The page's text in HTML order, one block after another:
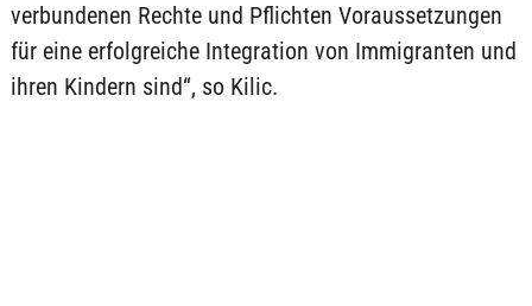
verbundenen Rechte und Pflichten Voraussetzungen
für eine erfolgreiche Integration von Immigranten und
ihren Kindern sind“, so Kilic.